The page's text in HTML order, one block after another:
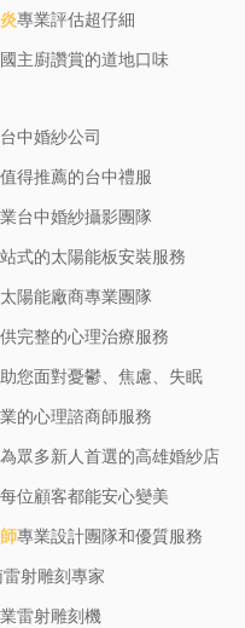
專業評估超仔細
主廚讚賞的道地口味
中婚紗公司
值得推薦的台中禮服
台中婚紗攝影團隊
式的太陽能板安裝服務
太陽能廠商專業團隊
完整的心理治療服務
您面對憂鬱、焦慮、失眠
的心理諮商師服務
眾多新人首選的高雄婚紗店
位顧客都能安心變美
專業設計團隊和優質服務
雷射雕刻專家
雷射雕刻機